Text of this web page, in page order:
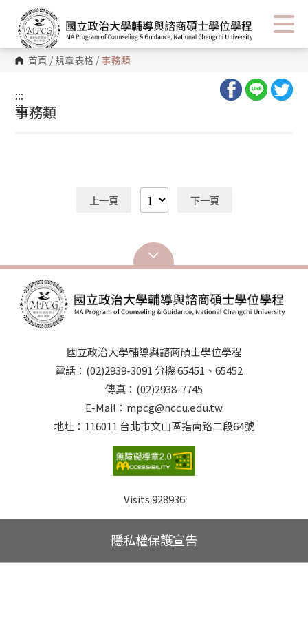
首頁 /規章表格 / 事務類
:::
:::
事務類
上一頁 下一頁
國立政治大學輔導與諮商碩士學位學程
電話：(02)2939-3091 分機 65451、65452
傳真：(02)2938-7745
E-Mail：mpcg@nccu.edu.tw
地址：116011 台北市文山區指南路二段64號
Visits:928936
隱私權保護宣告